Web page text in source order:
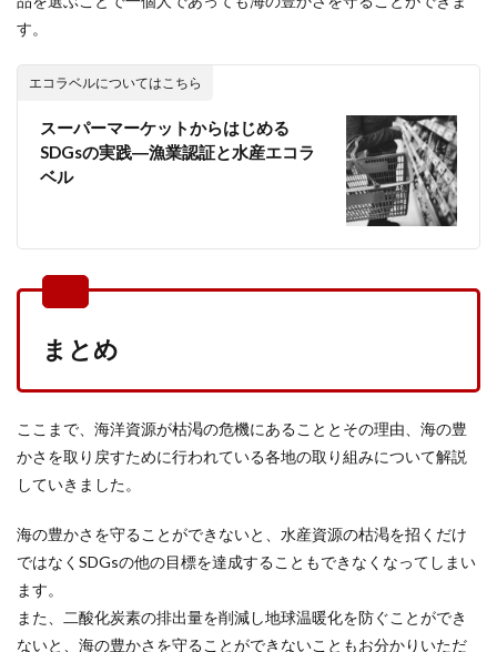
す。
エコラベルについてはこちら
スーパーマーケットからはじめる
SDGsの実践―漁業認証と水産エコラ
ベル
まとめ
ここまで、海洋資源が枯渇の危機にあることとその理由、海の豊
かさを取り戻すために行われている各地の取り組みについて解説
していきました。
海の豊かさを守ることができないと、水産資源の枯渇を招くだけ
ではなくSDGsの他の目標を達成することもできなくなってしまい
ます。
また、二酸化炭素の排出量を削減し地球温暖化を防ぐことができ
ないと、海の豊かさを守ることができないこともお分かりいただ